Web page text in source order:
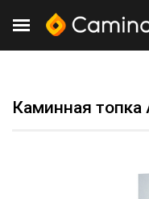
Каминная топка